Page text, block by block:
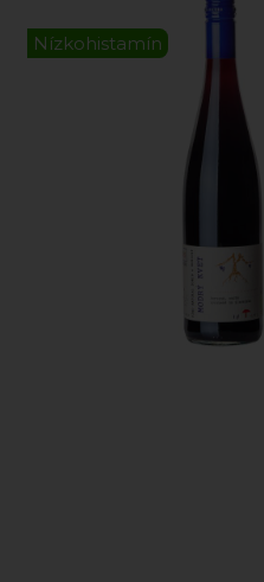
Nízkohistamín